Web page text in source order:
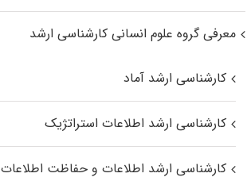
معرفی گروه علوم انسانی کارشناسی ارشد
کارشناسی ارشد آماد
کارشناسی ارشد اطلاعات استراتژیک
کارشناسی ارشد اطلاعات و حفاظت اطلاعات